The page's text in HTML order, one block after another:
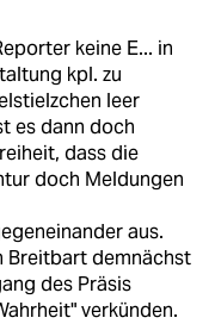
keine E... in
kpl. zu
leer
es dann doch
dass die
doch Meldungen
aus.
Breitbart demnächst
des Präsis
verkünden.